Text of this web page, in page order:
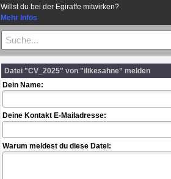
Willst du bei der Egiraffe mitwirken?
Mehr Infos
Datei "CV_2025" von "ilikesahne" melden
Dein Name:
Deine Kontakt E-Mailadresse:
Warum meldest du diese Datei: